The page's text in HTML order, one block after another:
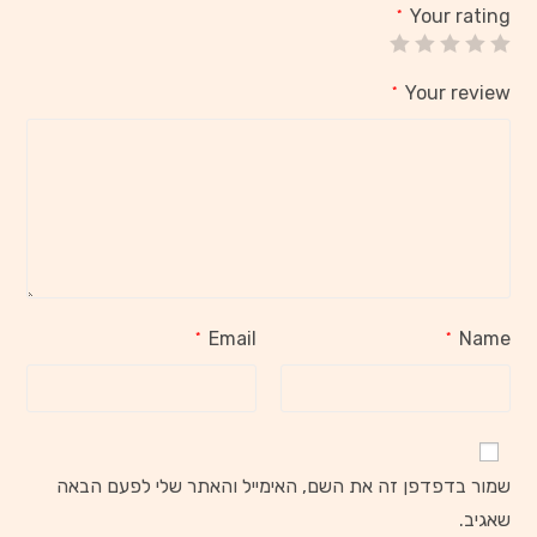
Your rating
*
Your review
*
Name
*
Email
*
שמור בדפדפן זה את השם, האימייל והאתר שלי לפעם הבאה
שאגיב.